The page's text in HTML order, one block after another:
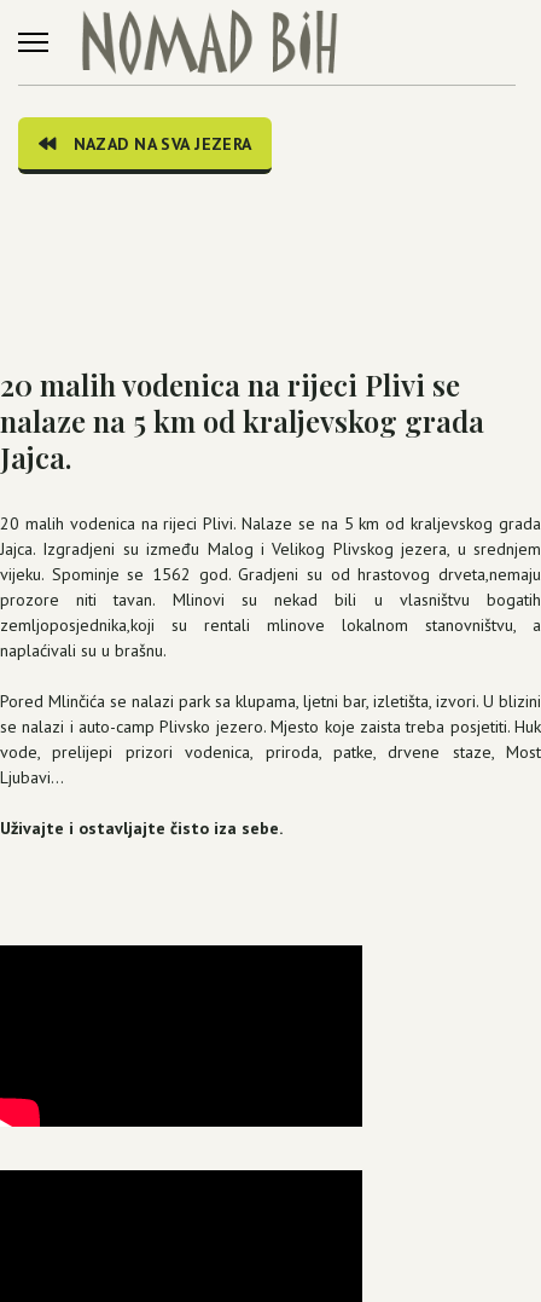
NAZAD NA SVA JEZERA
20 malih vodenica na rijeci Plivi se
nalaze na 5 km od kraljevskog grada
Jajca.
20 malih vodenica na rijeci Plivi. Nalaze se na 5 km od kraljevskog grada
Jajca. Izgradjeni su između Malog i Velikog Plivskog jezera, u srednjem
vijeku. Spominje se 1562 god. Gradjeni su od hrastovog drveta,nemaju
prozore niti tavan. Mlinovi su nekad bili u vlasništvu bogatih
zemljoposjednika,koji su rentali mlinove lokalnom stanovništvu, a
naplaćivali su u brašnu.
Pored Mlinčića se nalazi park sa klupama, ljetni bar, izletišta, izvori. U blizini
se nalazi i auto-camp Plivsko jezero. Mjesto koje zaista treba posjetiti. Huk
vode, prelijepi prizori vodenica, priroda, patke, drvene staze, Most
Ljubavi...
Uživajte i ostavljajte čisto iza sebe.